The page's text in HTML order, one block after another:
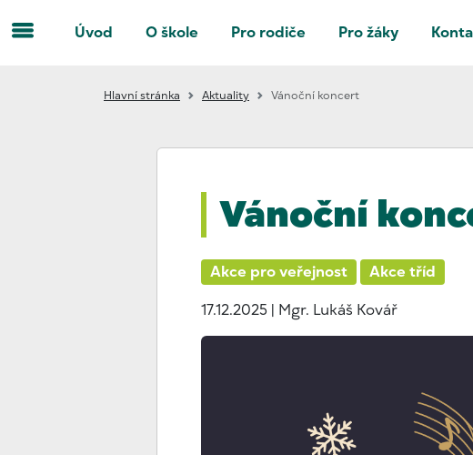
Úvod O škole Pro rodiče Pro žáky
Hlavní stránka Aktuality Vánoční koncert
Vánoční
Akce pro veřejnost
Akce tříd
17.12.2025 | Mgr. Lukáš Kovář